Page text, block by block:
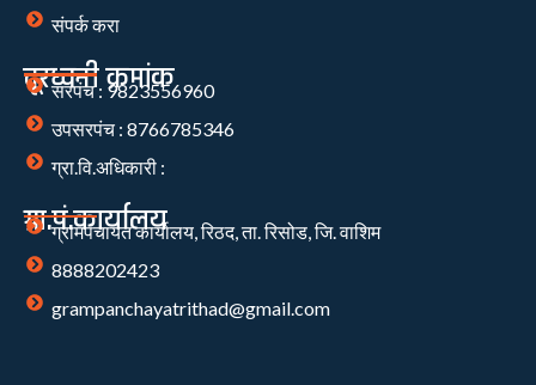
संपर्क करा
दूरध्वनी क्रमांक
सरपंच : 9823556960
उपसरपंच : 8766785346
ग्रा.वि.अधिकारी :
ग्रा.पं.कार्यालय
ग्रामपंचायत कार्यालय, रिठद, ता. रिसोड, जि. वाशिम
8888202423
grampanchayatrithad@gmail.com